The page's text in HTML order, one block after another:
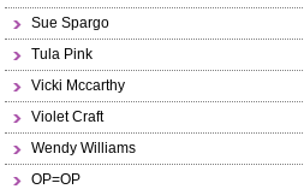
Sue Spargo
Tula Pink
Vicki Mccarthy
Violet Craft
Wendy Williams
OP=OP